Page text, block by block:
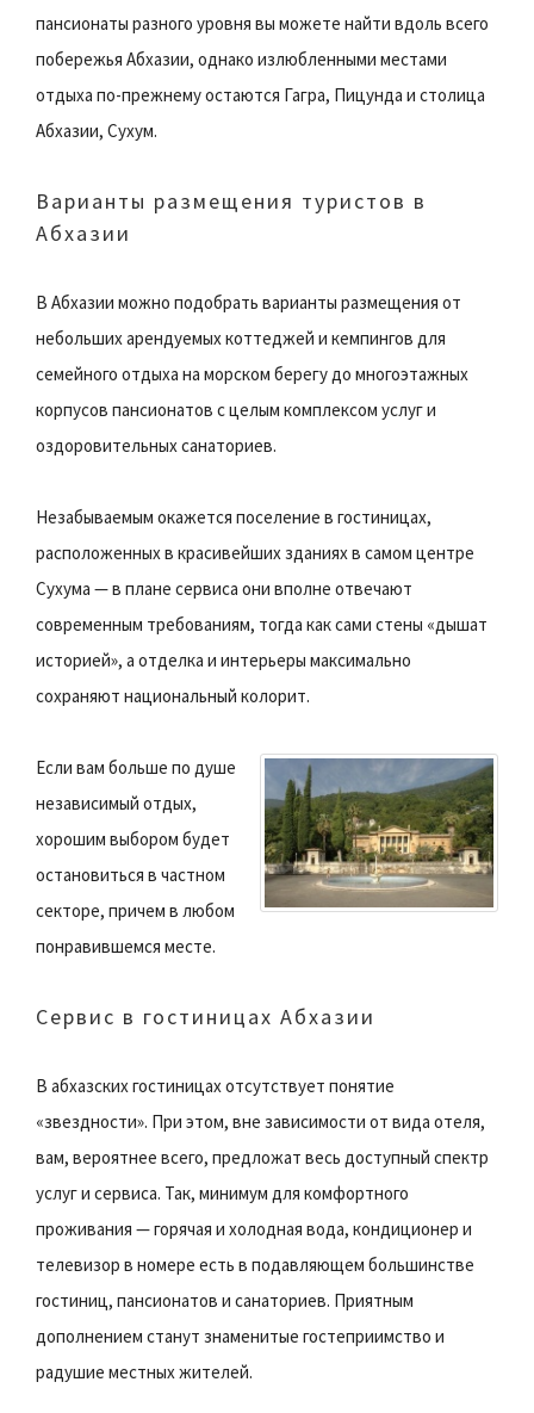
пансионаты разного уровня вы можете найти вдоль всего
побережья Абхазии, однако излюбленными местами
отдыха по-прежнему остаются Гагра, Пицунда и столица
Абхазии, Сухум.
Варианты размещения туристов в
Абхазии
В Абхазии можно подобрать варианты размещения от
небольших арендуемых коттеджей и кемпингов для
семейного отдыха на морском берегу до многоэтажных
корпусов пансионатов с целым комплексом услуг и
оздоровительных санаториев.
Незабываемым окажется поселение в гостиницах,
расположенных в красивейших зданиях в самом центре
Сухума — в плане сервиса они вполне отвечают
современным требованиям, тогда как сами стены «дышат
историей», а отделка и интерьеры максимально
сохраняют национальный колорит.
Если вам больше по душе
независимый отдых,
хорошим выбором будет
остановиться в частном
секторе, причем в любом
понравившемся месте.
Сервис в гостиницах Абхазии
В абхазских гостиницах отсутствует понятие
«звездности». При этом, вне зависимости от вида отеля,
вам, вероятнее всего, предложат весь доступный спектр
услуг и сервиса. Так, минимум для комфортного
проживания — горячая и холодная вода, кондиционер и
телевизор в номере есть в подавляющем большинстве
гостиниц, пансионатов и санаториев. Приятным
дополнением станут знаменитые гостеприимство и
радушие местных жителей.